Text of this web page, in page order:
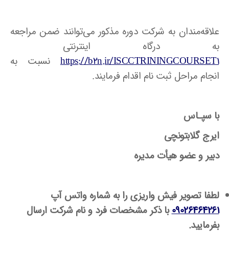
علاقه‌مندان به شرکت دوره مذکور می‌توانند ضمن مراجعه
به درگاه اینترنتی
https://b2n.ir/ISCCTRININGCOURSET1 نسبت به
انجام مراحل ثبت نام اقدام فرمایند.
با سپـاس
ایرج گلابتونچی
دبیر و عضو هیأت مدیره
لطفا تصویر فیش واریزی را به شماره واتس آپ
09026464261با ذکر مشخصات فرد و نام شرکت ارسال
بفرمایید.